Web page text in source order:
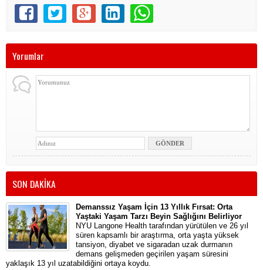
Yorumlar
SON DAKİKA
Demanssız Yaşam İçin 13 Yıllık Fırsat: Orta
Yaştaki Yaşam Tarzı Beyin Sağlığını Belirliyor
NYU Langone Health tarafından yürütülen ve 26 yıl
süren kapsamlı bir araştırma, orta yaşta yüksek
tansiyon, diyabet ve sigaradan uzak durmanın
demans gelişmeden geçirilen yaşam süresini
yaklaşık 13 yıl uzatabildiğini ortaya koydu.